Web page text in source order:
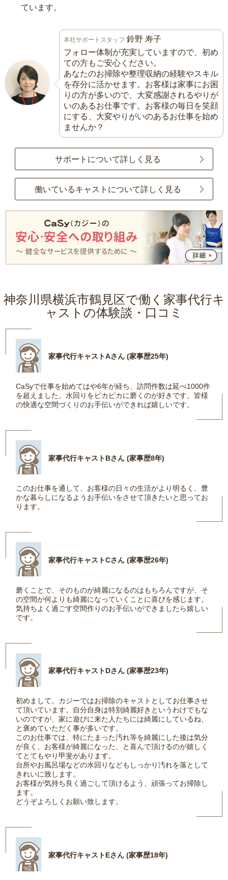
ています。
本社サポートスタッフ 鈴野 寿子
フォロー体制が充実していますので、初め
ての方もご安心ください。
あなたのお掃除や整理収納の経験やスキル
を存分に活かせます。お客様は家事にお困
りの方が多いので、大変感謝されるやりが
いのあるお仕事です。お客様の毎日を笑顔
にする、大変やりがいのあるお仕事を始め
ませんか？
サポートについて詳しく見る
働いているキャストについて詳しく見る
神奈川県横浜市鶴見区で働く家事代行キ
ャストの体験談・口コミ
家事代行キャストAさん (家事歴25年)
CaSyで仕事を始めてはや6年が経ち、訪問件数は延べ1000件
を超えました。水回りをピカピカに磨くのが好きです。皆様
の快適な空間づくりのお手伝いができれば嬉しいです。
家事代行キャストBさん (家事歴8年)
このお仕事を通して、お客様の日々の生活がより明るく、豊
かな暮らしになるようお手伝いをさせて頂きたいと思ってお
ります。
家事代行キャストCさん (家事歴26年)
磨くことで、そのものが綺麗になるのはもちろんですが、そ
の空間が何よりも綺麗になっていくことに喜びを感じます。
気持ちよく過ごす空間作りのお手伝いができましたら嬉しい
です。
家事代行キャストDさん (家事歴23年)
初めまして。カジーではお掃除のキャストとしてお仕事させ
て頂いています。自分自身は特別綺麗好きというわけでもな
いのですが、家に遊びに来た人たちには綺麗にしているね、
と褒めていただく事が多いです。
このお仕事では、特にたまった汚れ等を綺麗にした後は気分
が良く、お客様が綺麗になった、と喜んで頂けるのが嬉しく
てとてもやり甲斐があります。
台所やお風呂場などの水回りなどもしっかり汚れを落として
きれいに致します。
お客様が気持ち良く過ごして頂けるよう、頑張ってお掃除し
ます。
どうぞよろしくお願い致します。
家事代行キャストEさん (家事歴18年)